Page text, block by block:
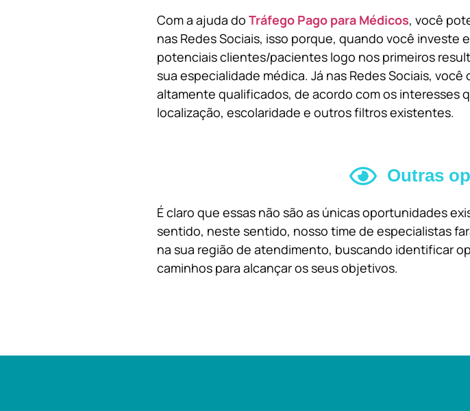
Com a ajuda do Tráfego Pago para Médicos, você
nas Redes Sociais, isso porque, quando você investe
potenciais clientes/pacientes logo nos primeiros
sua especialidade médica. Já nas Redes Sociais,
altamente qualificados, de acordo com os interesses
localização, escolaridade e outros filtros existentes.
Outras
É claro que essas não são as únicas oportunidades
sentido, neste sentido, nosso time de especialistas
na sua região de atendimento, buscando identificar
caminhos para alcançar os seus objetivos.